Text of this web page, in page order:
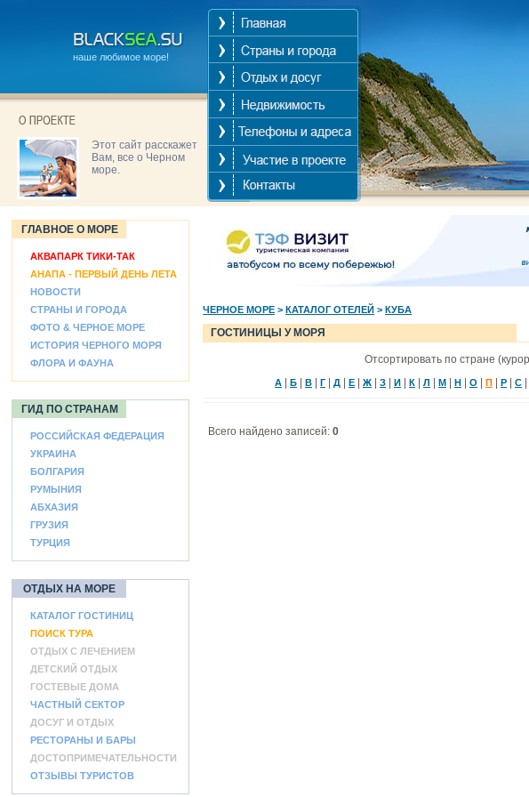
наше любимое море!
Этот сайт расскажет
Вам, все о Черном
море.
ГЛАВНОЕ О МОРЕ
АКВАПАРК ТИКИ-ТАК
АНАПА - ПЕРВЫЙ ДЕНЬ ЛЕТА
НОВОСТИ
СТРАНЫ И ГОРОДА
ФОТО & ЧЕРНОЕ МОРЕ
ИСТОРИЯ ЧЕРНОГО МОРЯ
ФЛОРА И ФАУНА
ГИД ПО СТРАНАМ
РОССИЙСКАЯ ФЕДЕРАЦИЯ
УКРАИНА
БОЛГАРИЯ
РУМЫНИЯ
АБХАЗИЯ
ГРУЗИЯ
ТУРЦИЯ
ОТДЫХ НА МОРЕ
КАТАЛОГ ГОСТИНИЦ
ПОИСК ТУРА
ОТДЫХ С ЛЕЧЕНИЕМ
ДЕТСКИЙ ОТДЫХ
ГОСТЕВЫЕ ДОМА
ЧАСТНЫЙ СЕКТОР
ДОСУГ И ОТДЫХ
РЕСТОРАНЫ И БАРЫ
ДОСТОПРИМЕЧАТЕЛЬНОСТИ
ОТЗЫВЫ ТУРИСТОВ
ЧЕРНОЕ МОРЕ > КАТАЛОГ ОТЕЛЕЙ > КУБА
ГОСТИНИЦЫ У МОРЯ
Отсортировать по стране
А Б В Г Д Е Ж З И К Л М Н О П Р С
Всего найдено записей: 0